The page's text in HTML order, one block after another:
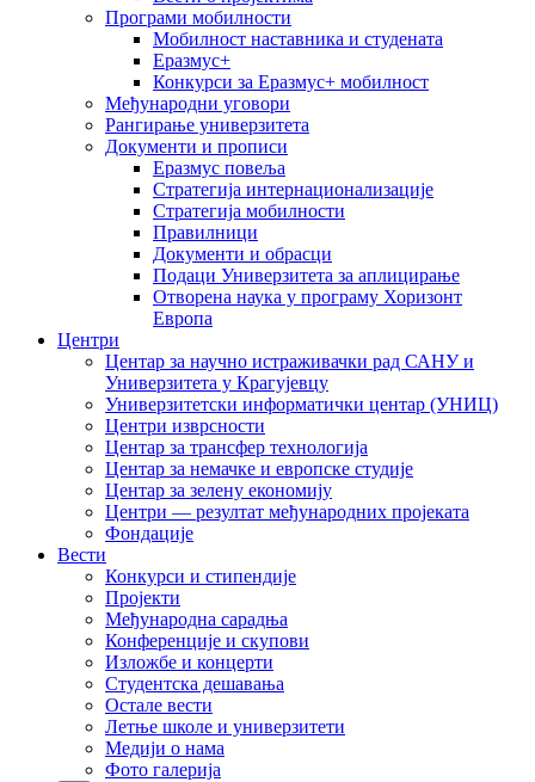
Програми мобилности
Мобилност наставника и студената
Еразмус+
Конкурси за Еразмус+ мобилност
Међународни уговори
Рангирање универзитета
Документи и прописи
Еразмус повеља
Стратегија интернационализације
Стратегија мобилности
Правилници
Документи и обрасци
Подаци Универзитета за аплицирање
Отворена наука у програму Хоризонт
Европа
Центри
Центар за научно истраживачки рад САНУ и
Универзитета у Крагујевцу
Универзитетски информатички центар (УНИЦ)
Центри изврсности
Центар за трансфер технологија
Центар за немачке и европске студије
Центар за зелену економију
Центри — резултат међународних пројеката
Фондације
Вести
Конкурси и стипендије
Пројекти
Међународна сарадња
Конференције и скупови
Изложбе и концерти
Студентска дешавања
Остале вести
Летње школе и универзитети
Медији о нама
Фото галерија